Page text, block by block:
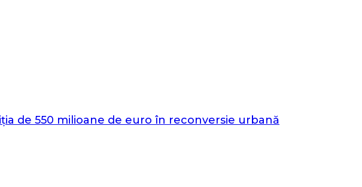
de 550 milioane de euro în reconversie urbană